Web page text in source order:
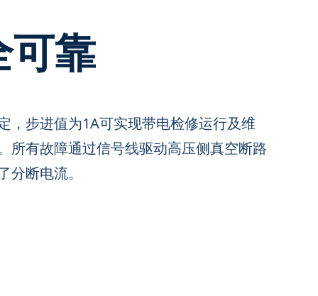
可靠
，步进值为1A可实现带电检修运行及维
所有故障通过信号线驱动高压侧真空断路
分断电流。